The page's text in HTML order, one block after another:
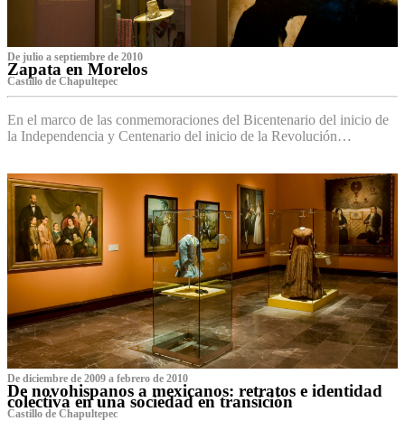
De julio a septiembre de 2010
Zapata en Morelos
Castillo de Chapultepec
En el marco de las conmemoraciones del Bicentenario del inicio de
la Independencia y Centenario del inicio de la Revolución…
De diciembre de 2009 a febrero de 2010
De novohispanos a mexicanos: retratos e identidad
colectiva en una sociedad en transición
Castillo de Chapultepec